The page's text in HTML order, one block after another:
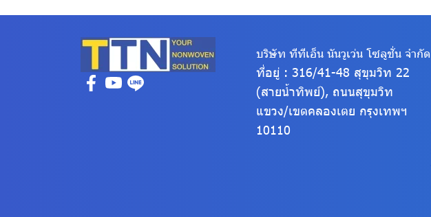
บริษัท ทีทีเอ็น นันวูเว่น โซลูชั่น จำกัด
ที่อยู่ : 316/41-48 สุขุมวิท 22
(สายน้ำทิพย์), ถนนสุขุมวิท
แขวง/เขตคลองเตย กรุงเทพฯ
10110